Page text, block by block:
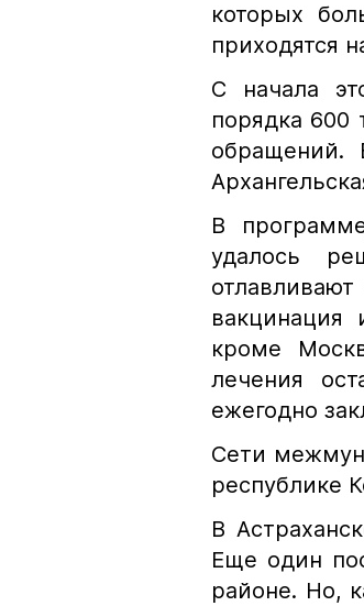
которых
приходятся
С начала
порядка 600
обращений.
В
удалось
вакцинация
кроме
лечения
ежегодно
Сети
республике
В
Еще один
районе. Но,